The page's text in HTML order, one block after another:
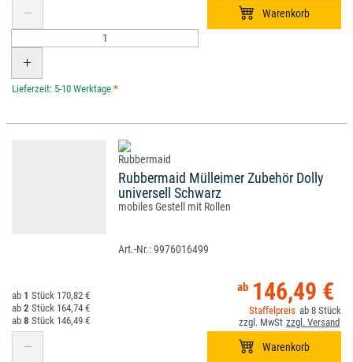
*
Rubbermaid Mülleimer Zubehör Dolly
universell Schwarz
mobiles Gestell mit Rollen
9976016499
146,49 €
8
1
170,82 €
2
164,74 €
8
146,49 €